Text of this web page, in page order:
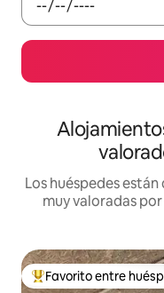
Los huéspedes
muy valoradas
Favorito entre
Favorito entre